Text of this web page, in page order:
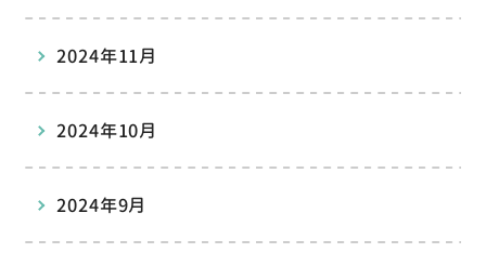
2024年11月
2024年10月
2024年9月